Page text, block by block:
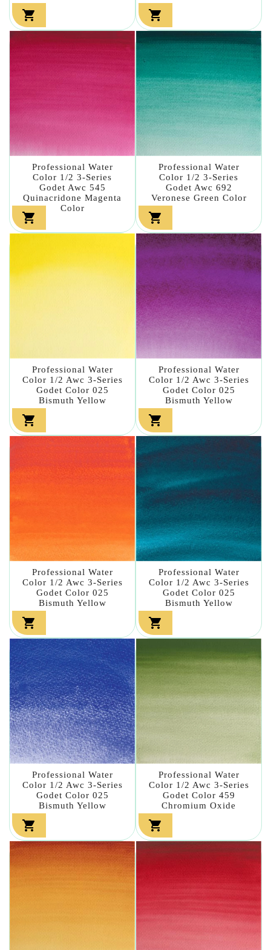
 
Professional Water
Color 1/2 3-Series
Godet Awc 545
Quinacridone Magenta
Color

Professional Water
Color 1/2 3-Series
Godet Awc 692
Veronese Green Color

Professional Water
Color 1/2 Awc 3-Series
Godet Color 025
Bismuth Yellow

Professional Water
Color 1/2 Awc 3-Series
Godet Color 025
Bismuth Yellow

Professional Water
Color 1/2 Awc 3-Series
Godet Color 025
Bismuth Yellow

Professional Water
Color 1/2 Awc 3-Series
Godet Color 025
Bismuth Yellow

Professional Water
Color 1/2 Awc 3-Series
Godet Color 025
Bismuth Yellow

Professional Water
Color 1/2 Awc 3-Series
Godet Color 459
Chromium Oxide
